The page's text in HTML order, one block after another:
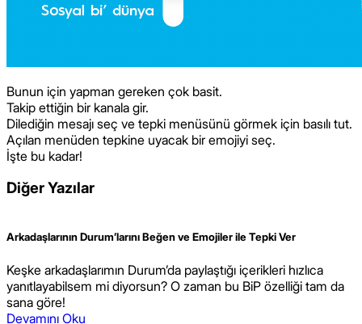
Bunun için yapman gereken çok basit.
Takip ettiğin bir kanala gir.
Dilediğin mesajı seç ve tepki menüsünü görmek için basılı tut.
Açılan menüden tepkine uyacak bir emojiyi seç.
İşte bu kadar!
Diğer Yazılar
Arkadaşlarının Durum’larını Beğen ve Emojiler ile Tepki Ver
Keşke arkadaşlarımın Durum’da paylaştığı içerikleri hızlıca
yanıtlayabilsem mi diyorsun? O zaman bu BiP özelliği tam da
sana göre!
Devamını Oku